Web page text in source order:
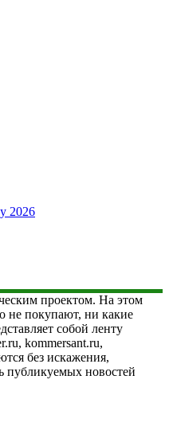
2026
проектом. На этом
не покупают, ни какие
собой ленту
kommersant.ru,
без искажения,
публикуемых новостей